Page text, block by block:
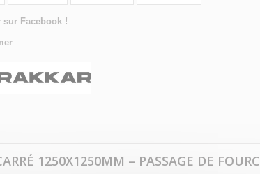
sur Facebook !
1250X1250MM – PASSAGE DE